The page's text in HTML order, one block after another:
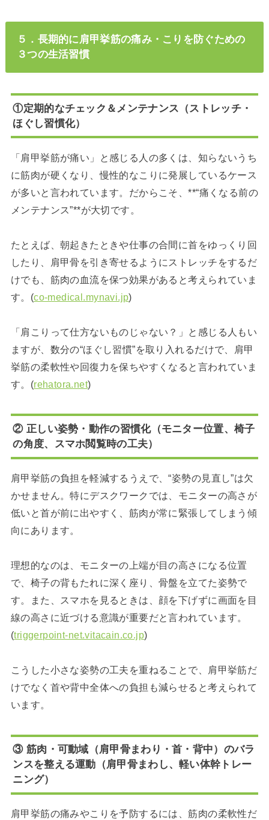
５．長期的に肩甲挙筋の痛み・こりを防ぐための
３つの生活習慣
①定期的なチェック＆メンテナンス（ストレッチ・
ほぐし習慣化）
「肩甲挙筋が痛い」と感じる人の多くは、知らないうち
に筋肉が硬くなり、慢性的なこりに発展しているケース
が多いと言われています。だからこそ、**“痛くなる前の
メンテナンス”**が大切です。
たとえば、朝起きたときや仕事の合間に首をゆっくり回
したり、肩甲骨を引き寄せるようにストレッチをするだ
けでも、筋肉の血流を保つ効果があると考えられていま
す。(co-medical.mynavi.jp)
「肩こりって仕方ないものじゃない？」と感じる人もい
ますが、数分の“ほぐし習慣”を取り入れるだけで、肩甲
挙筋の柔軟性や回復力を保ちやすくなると言われていま
す。(rehatora.net)
② 正しい姿勢・動作の習慣化（モニター位置、椅子
の角度、スマホ閲覧時の工夫）
肩甲挙筋の負担を軽減するうえで、“姿勢の見直し”は欠
かせません。特にデスクワークでは、モニターの高さが
低いと首が前に出やすく、筋肉が常に緊張してしまう傾
向にあります。
理想的なのは、モニターの上端が目の高さになる位置
で、椅子の背もたれに深く座り、骨盤を立てた姿勢で
す。また、スマホを見るときは、顔を下げずに画面を目
線の高さに近づける意識が重要だと言われています。
(triggerpoint-net.vitacain.co.jp)
こうした小さな姿勢の工夫を重ねることで、肩甲挙筋だ
けでなく首や背中全体への負担も減らせると考えられて
います。
③ 筋肉・可動域（肩甲骨まわり・首・背中）のバラ
ンスを整える運動（肩甲骨まわし、軽い体幹トレー
ニング）
肩甲挙筋の痛みやこりを予防するには、筋肉の柔軟性だ